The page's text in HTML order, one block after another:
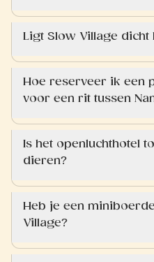
Ligt Slow Village dicht
Hoe reserveer ik een
voor een rit tussen
Is het openluchthotel
dieren?
Heb je een
Village?